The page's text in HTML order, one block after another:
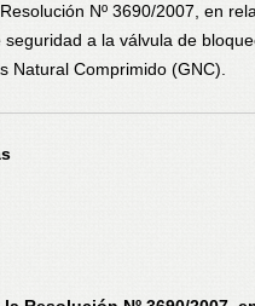
Nº 3690/2007, en
a la válvula de
Natural Comprimido (GNC).